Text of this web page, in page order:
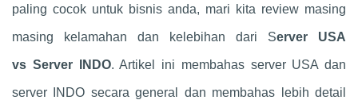
paling cocok untuk bisnis anda, mari kita review masing
masing kelamahan dan kelebihan dari Server USA
vs Server INDO. Artikel ini membahas server USA dan
server INDO secara general dan membahas lebih detail